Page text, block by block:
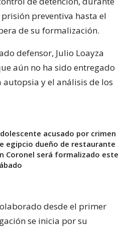
preventiva hasta el
de su formalización.
defensor, Julio Loayza
aún no ha sido entregado
y el análisis de los
acusado por crimen
egipcio dueño de restaurante
Coronel será formalizado este
desde el primer
se inicia por su